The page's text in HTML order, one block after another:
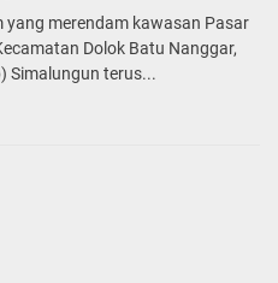
yang merendam kawasan Pasar
Dolok Batu Nanggar,
Simalungun terus...